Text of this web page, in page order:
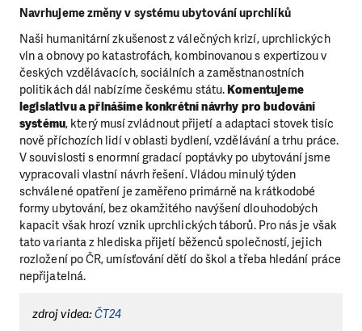
Navrhujeme změny v systému ubytování uprchlíků
Naši humanitární zkušenost z válečných krizí, uprchlických
vln a obnovy po katastrofách, kombinovanou s expertizou v
českých vzdělávacích, sociálních a zaměstnanostních
politikách dál nabízíme českému státu.Komentujeme
legislativu a přinášíme konkrétní návrhy pro budování
systému, který musí zvládnout přijetí a adaptaci stovek tisíc
nově příchozích lidí v oblasti bydlení, vzdělávání a trhu práce.
V souvislosti s enormní gradací poptávky po ubytování jsme
vypracovali vlastní návrh řešení. Vládou minulý týden
schválené opatření je zaměřeno primárně na krátkodobé
formy ubytování, bez okamžitého navýšení dlouhodobých
kapacit však hrozí vznik uprchlických táborů. Pro nás je však
tato varianta z hlediska přijetí běženců společností, jejich
rozložení po ČR, umísťování dětí do škol a třeba hledání práce
nepřijatelná.
zdroj videa:ČT24